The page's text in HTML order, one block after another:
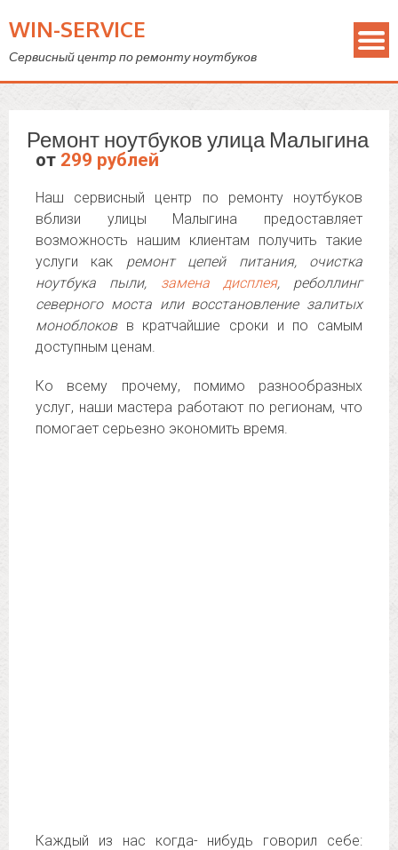
WIN-SERVICE
Сервисный центр по ремонту ноутбуков
Ремонт ноутбуков улица Малыгина
от 299 рублей
Наш сервисный центр по ремонту ноутбуков
вблизи улицы Малыгина предоставляет
возможность нашим клиентам получить такие
услуги как ремонт цепей питания, очистка
ноутбука пыли, замена дисплея, реболлинг
северного моста или восстановление залитых
моноблоковв кратчайшие сроки и по самым
доступным ценам.
Ко всему прочему, помимо разнообразных
услуг, наши мастера работают по регионам, что
помогает серьезно экономить время.
Каждый из нас когда- нибудь говорил себе: